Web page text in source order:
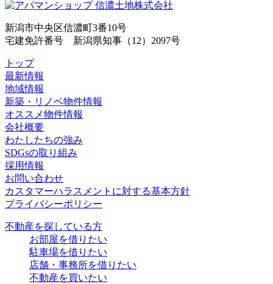
新潟市中央区信濃町3番10号
宅建免許番号 新潟県知事（12）2097号
トップ
最新情報
地域情報
新築・リノベ物件情報
オススメ物件情報
会社概要
わたしたちの強み
SDGsの取り組み
採用情報
お問い合わせ
カスタマーハラスメントに対する基本方針
プライバシーポリシー
不動産を探している方
お部屋を借りたい
駐車場を借りたい
店舗・事務所を借りたい
不動産を買いたい